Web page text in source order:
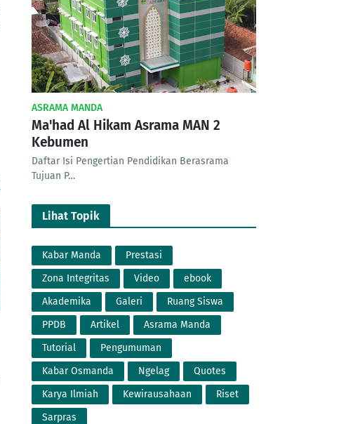
ASRAMA MANDA
Ma'had Al Hikam Asrama MAN 2
Kebumen
Daftar Isi Pengertian Pendidikan Berasrama
Tujuan P…
Lihat Topik
Kabar Manda
Prestasi
Zona Integritas
Video
ebook
Akademika
Galeri
Ruang Siswa
PPDB
Artikel
Asrama Manda
Tutorial
Pengumuman
Kabar Osmanda
Ngelag
Quotes
Karya Ilmiah
Kewirausahaan
Riset
Sarpras